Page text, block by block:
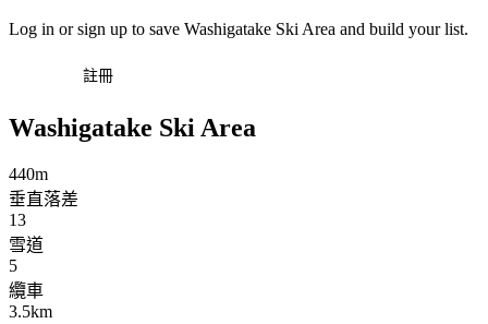
Log in or sign up to save Washigatake Ski Area and build your list.
註冊
Washigatake Ski Area
440m
垂直落差
13
雪道
5
纜車
3.5km